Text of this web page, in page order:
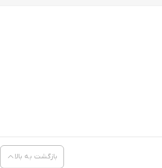
بازگشت به بالا